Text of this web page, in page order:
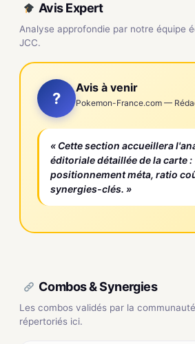
Avis Expert
Analyse approfondie par notre équipe
JCC.
?
Avis à venir
Pokemon-France.com —
« Cette section accueillera
éditoriale détaillée de la carte :
positionnement méta, ratio
synergies-clés. »
Combos & Synergies
Les combos validés par la
répertoriés ici.